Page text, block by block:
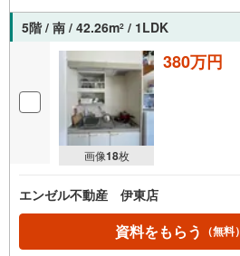
5階 / 南 / 42.26m2 / 1LDK
画像18枚
380万円
エンゼル不動産 伊東店
資料をもらう （無料）